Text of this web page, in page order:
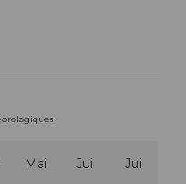
Mai Jui Jui